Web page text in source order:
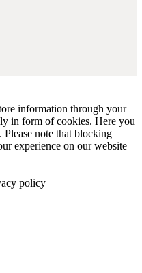
information through your
in form of cookies. Here you
Please note that blocking
experience on our website
policy